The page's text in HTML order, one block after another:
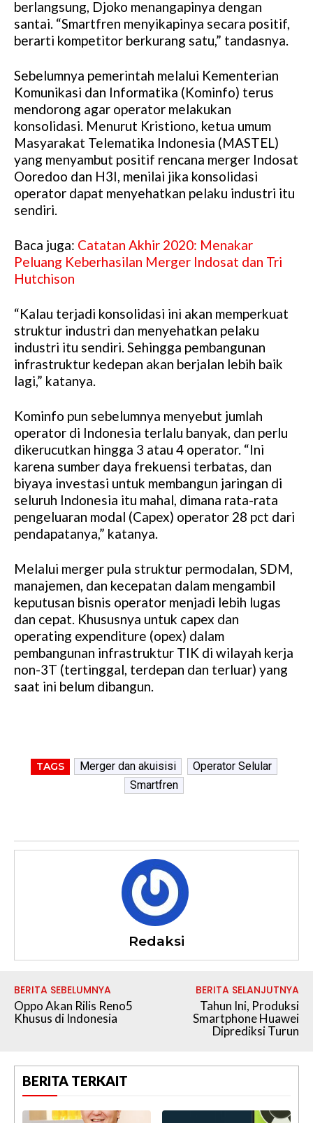
berlangsung, Djoko menangapinya dengan
santai. “Smartfren menyikapinya secara positif,
berarti kompetitor berkurang satu,” tandasnya.
Sebelumnya pemerintah melalui Kementerian
Komunikasi dan Informatika (Kominfo) terus
mendorong agar operator melakukan
konsolidasi. Menurut Kristiono, ketua umum
Masyarakat Telematika Indonesia (MASTEL)
yang menyambut positif rencana merger Indosat
Ooredoo dan H3I, menilai jika konsolidasi
operator dapat menyehatkan pelaku industri itu
sendiri.
Baca juga: Catatan Akhir 2020: Menakar
Peluang Keberhasilan Merger Indosat dan Tri
Hutchison
“Kalau terjadi konsolidasi ini akan memperkuat
struktur industri dan menyehatkan pelaku
industri itu sendiri. Sehingga pembangunan
infrastruktur kedepan akan berjalan lebih baik
lagi,” katanya.
Kominfo pun sebelumnya menyebut jumlah
operator di Indonesia terlalu banyak, dan perlu
dikerucutkan hingga 3 atau 4 operator. “Ini
karena sumber daya frekuensi terbatas, dan
biyaya investasi untuk membangun jaringan di
seluruh Indonesia itu mahal, dimana rata-rata
pengeluaran modal (Capex) operator 28 pct dari
pendapatanya,” katanya.
Melalui merger pula struktur permodalan, SDM,
manajemen, dan kecepatan dalam mengambil
keputusan bisnis operator menjadi lebih lugas
dan cepat. Khususnya untuk capex dan
operating expenditure (opex) dalam
pembangunan infrastruktur TIK di wilayah kerja
non-3T (tertinggal, terdepan dan terluar) yang
saat ini belum dibangun.
TAGS Merger dan akuisisi
Operator Selular
Smartfren
Redaksi
BERITA SEBELUMNYA
Oppo Akan Rilis Reno5
Khusus di Indonesia
BERITA SELANJUTNYA
Tahun Ini, Produksi
Smartphone Huawei
Diprediksi Turun
BERITA TERKAIT